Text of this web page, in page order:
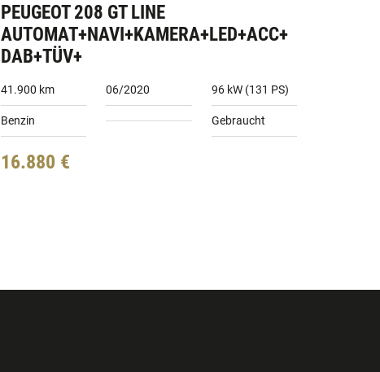
PEUGEOT 208 GT LINE
AUTOMAT+NAVI+KAMERA+LED+ACC+
DAB+TÜV+
41.900 km 06/2020 96 kW (131 PS)
Benzin Gebraucht
16.880 €